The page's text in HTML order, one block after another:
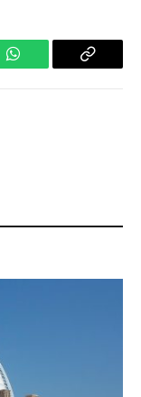
WhatsApp Copy